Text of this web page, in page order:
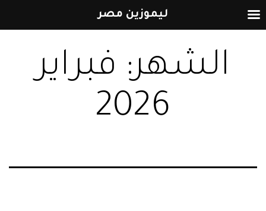
إلى
المحتوىالشهر: فبراير
2026
ليموزين مصر